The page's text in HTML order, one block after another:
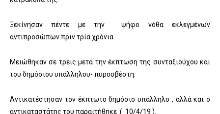
Ξεκίνησαν πέντε με την ψήφο νόθα εκλεγμένων
αντιπροσώπων πριν τρία χρόνια.
Μειώθηκαν σε τρεις μετά την έκπτωση της συνταξιούχου και
του δημόσιου υπάλληλου- πυροσβέστη.
Αντικατέστησαν τον έκπτωτο δημόσιο υπάλληλο , αλλά και ο
αντικαταστάτης του παραιτήθηκε ( 10/4/19 ).